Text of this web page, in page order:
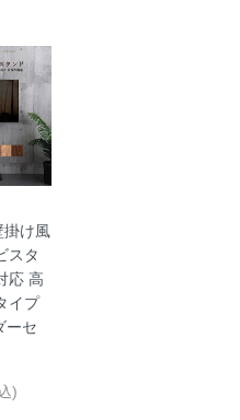
掛け風
スタ
応 高
イプ
ーセ
)